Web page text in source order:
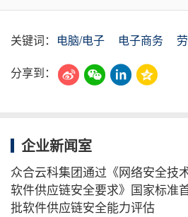
关键词： 电脑/电子 电子商务
分享到：
企业新闻室
众合云科集团通过《网络安全技
软件供应链安全要求》国家标准
批软件供应链安全能力评估